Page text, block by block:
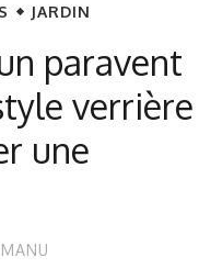
JARDIN
paravent
verrière
une
MANU